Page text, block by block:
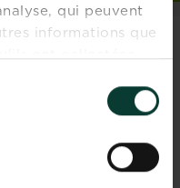
qui peuvent
informations que
ont collectées